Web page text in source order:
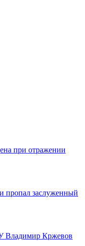
при отражении
пропал заслуженный
Владимир Кржевов